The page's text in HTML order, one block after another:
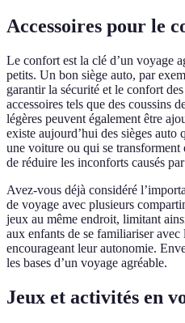
Accessoires pour le
Le confort est la clé d’un voyage
petits. Un bon siège auto, par
garantir la sécurité et le confort
accessoires tels que des coussins
légères peuvent également être
existe aujourd’hui des sièges auto
une voiture ou qui se
de réduire les inconforts causés
Avez-vous déjà considéré
de voyage avec plusieurs
jeux au même endroit, limitant
aux enfants de se familiariser avec
encourageant leur autonomie.
les bases d’un voyage agréable.
Jeux et activités en